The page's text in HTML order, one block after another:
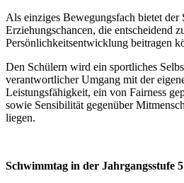
Als einziges Bewegungsfach bietet der
Erziehungschancen, die entscheidend
Persönlichkeitsentwicklung beitragen
Den Schülern wird ein sportliches
verantwortlicher Umgang mit der
Leistungsfähigkeit, ein von Fairness
sowie Sensibilität gegenüber
liegen.
Schwimmtag in der Jahrgangsstufe 5